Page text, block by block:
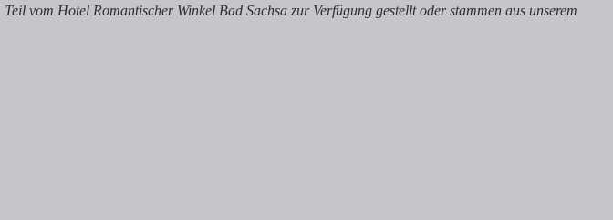
vom Hotel Romantischer Winkel Bad Sachsa zur Verfügung gestellt oder stammen aus unserem